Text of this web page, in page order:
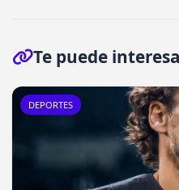
Te puede
DEPORTES